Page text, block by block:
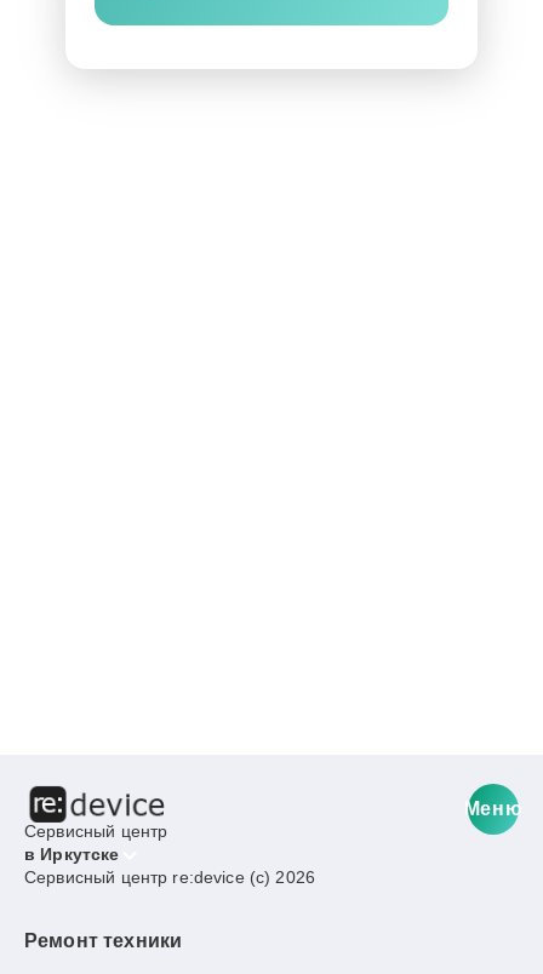
Сервисный центр
в Иркутске
Меню
Сервисный центр re:device (c) 2026
Ремонт техники